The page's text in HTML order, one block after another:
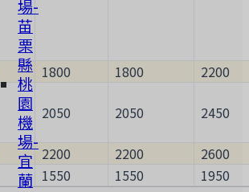
場-
苗
栗
縣
桃
園
機
場-
宜
蘭
1800 1800
2200
2050 2050 2450
2200 2200
2600
1550 1550 1950